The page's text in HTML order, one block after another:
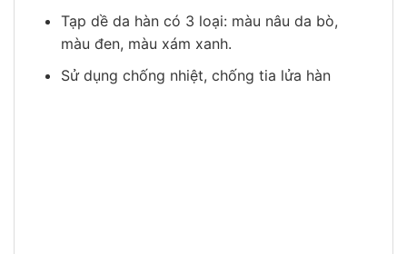
Tạp dề da hàn có 3 loại: màu nâu da bò,
màu đen, màu xám xanh.
Sử dụng chống nhiệt, chống tia lửa hàn